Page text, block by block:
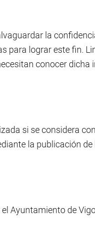
la
para lograr este fin.
conocer dicha
si se considera
la publicación
Ayuntamiento de